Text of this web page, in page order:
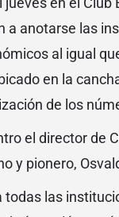
a anotarse las
al igual
en la
de los
el director de
y pionero,
las